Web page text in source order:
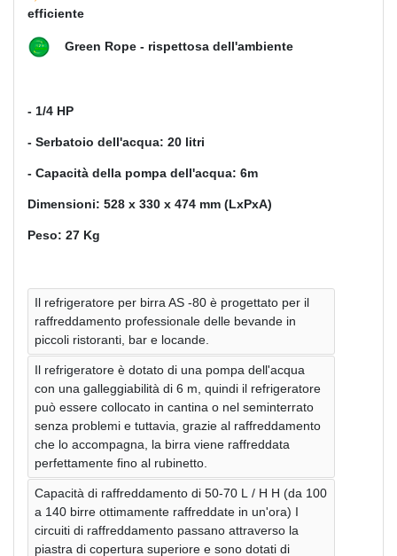
efficiente
Green Rope - rispettosa dell'ambiente
- 1/4 HP
- Serbatoio dell'acqua: 20 litri
- Capacità della pompa dell'acqua: 6m
Dimensioni: 528 x 330 x 474 mm (LxPxA)
Peso: 27 Kg
Il refrigeratore per birra AS -80 è progettato per il
raffreddamento professionale delle bevande in
piccoli ristoranti, bar e locande.
Il refrigeratore è dotato di una pompa dell'acqua
con una galleggiabilità di 6 m, quindi il refrigeratore
può essere collocato in cantina o nel seminterrato
senza problemi e tuttavia, grazie al raffreddamento
che lo accompagna, la birra viene raffreddata
perfettamente fino al rubinetto.
Capacità di raffreddamento di 50-70 L / H H (da 100
a 140 birre ottimamente raffreddate in un'ora) I
circuiti di raffreddamento passano attraverso la
piastra di copertura superiore e sono dotati di